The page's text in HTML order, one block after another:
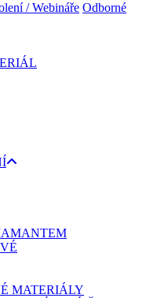
/ Webináře Odborné
MATERIÁLY